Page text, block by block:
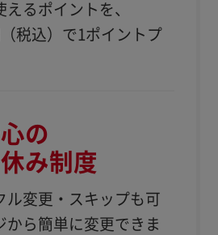
るポイントを、
税込）で1ポイントプ
の
み制度
ル変更・スキップも可
から簡単に変更できま